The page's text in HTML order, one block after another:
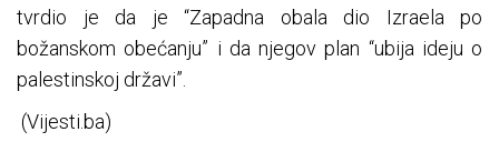
tvrdio je da je “Zapadna obala dio Izraela po
božanskom obećanju” i da njegov plan “ubija ideju o
palestinskoj državi”.
(Vijesti.ba)